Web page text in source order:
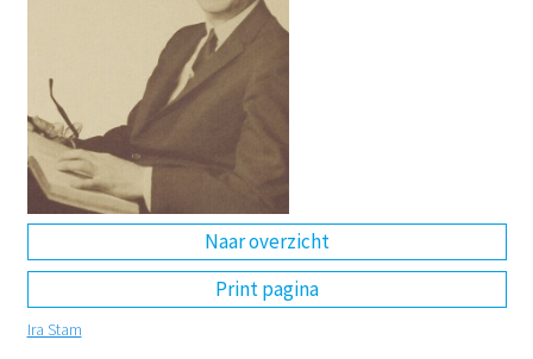
Naar overzicht
Print pagina
Ira Stam